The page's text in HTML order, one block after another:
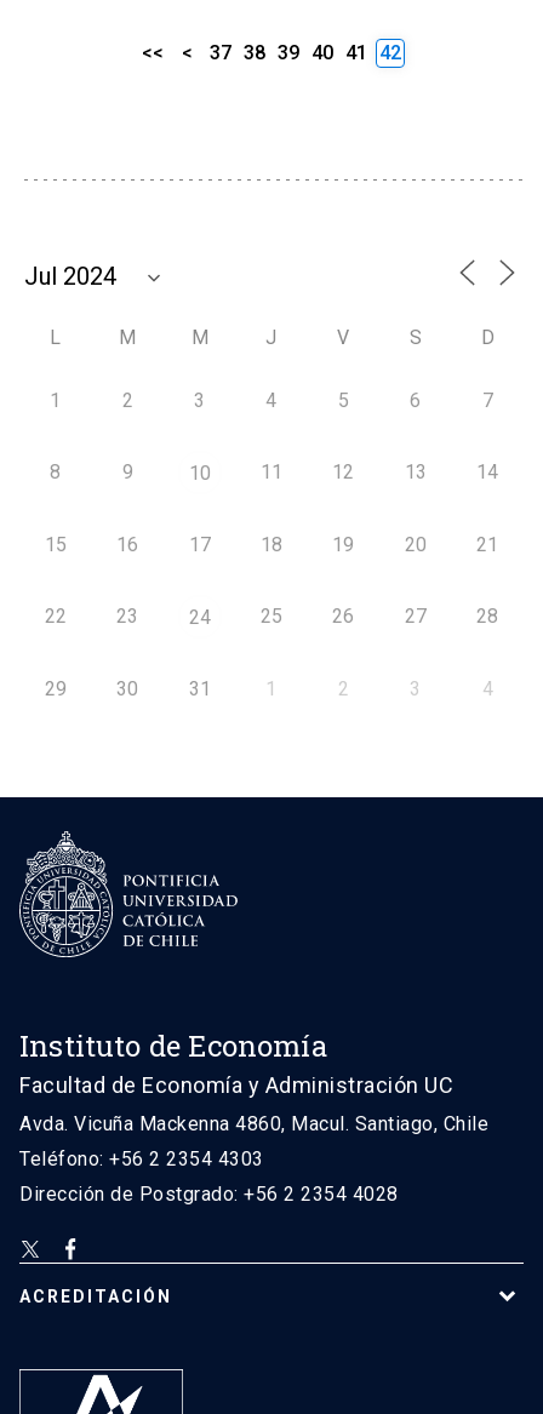
<< < 37 38 39 40 41 42
L M M J V S D
1 2 3 4 5 6 7
8 9 10 11 12 13 14
15 16 17 18 19 20 21
22 23 24 25 26 27 28
29 30 31 1 2 3 4
Instituto de Economía
Facultad de Economía y Administración UC
Avda. Vicuña Mackenna 4860, Macul. Santiago, Chile
Teléfono: +56 2 2354 4303
Dirección de Postgrado: +56 2 2354 4028
ACREDITACIÓN